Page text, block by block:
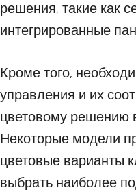
решения, такие как
интегрированные
Кроме того,
управления и их
цветовому решению
Некоторые модели
цветовые варианты
выбрать наиболее